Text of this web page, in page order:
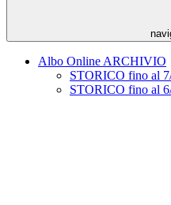
Albo Online ARCHIVIO
STORICO fino al
STORICO fino al